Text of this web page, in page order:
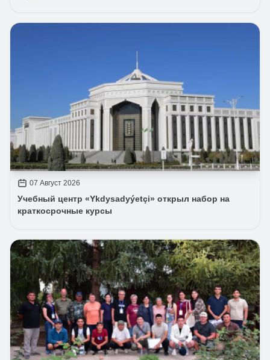
07 Август 2026
Учебный центр «Ykdysadyýetçi» открыл набор на
краткосрочные курсы